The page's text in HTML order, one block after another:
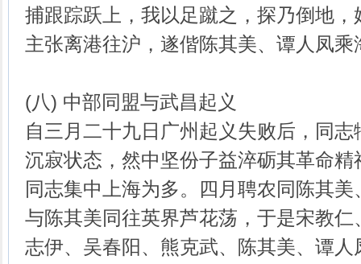
捕跟踪跃上，我以足蹴之，探乃倒地
主张离港往沪，遂偕陈其美、谭人凤乘
(八) 中部同盟与武昌起义
自三月二十九日广州起义失败后，同
沉寂状态，然中坚份子益淬砺其革命
同志集中上海为多。四月聘农同陈其
与陈其美同往英界芦花荡，于是宋教
志伊、吴春阳、熊克武、陈其美、谭